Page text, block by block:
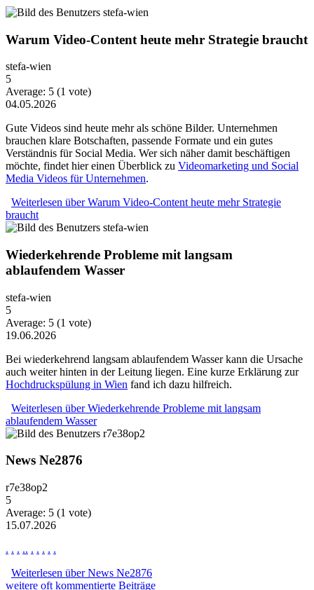
Warum Video-Content heute mehr Strategie braucht
stefa-wien
5
Average: 5 (1 vote)
04.05.2026
Gute Videos sind heute mehr als schöne Bilder. Unternehmen
brauchen klare Botschaften, passende Formate und ein gutes
Verständnis für Social Media. Wer sich näher damit beschäftigen
möchte, findet hier einen Überblick zu Videomarketing und Social
Media Videos für Unternehmen.
Weiterlesen über Warum Video-Content heute mehr Strategie
braucht
Wiederkehrende Probleme mit langsam
ablaufendem Wasser
stefa-wien
5
Average: 5 (1 vote)
19.06.2026
Bei wiederkehrend langsam ablaufendem Wasser kann die Ursache
auch weiter hinten in der Leitung liegen. Eine kurze Erklärung zur
Hochdruckspülung in Wien fand ich dazu hilfreich.
Weiterlesen über Wiederkehrende Probleme mit langsam
ablaufendem Wasser
News Ne2876
r7e38op2
5
Average: 5 (1 vote)
15.07.2026
. . . .. . . . . .
Weiterlesen über News Ne2876
weitere oft kommentierte Beiträge